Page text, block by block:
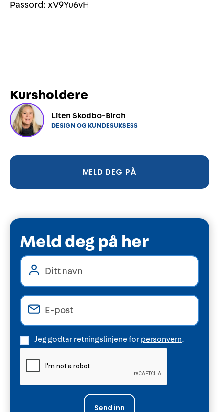
Passord: xV9Yu6vH
Kursholdere
Liten Skodbo-Birch
DESIGN OG KUNDESUKSESS
MELD DEG PÅ
Meld deg på her
Jeg godtar retningslinjene for personvern.